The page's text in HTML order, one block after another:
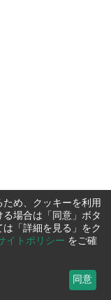
め、クッキーを利用
場合は「同意」ボタ
「詳細を見る」をク
イトポリシー をご確
同意